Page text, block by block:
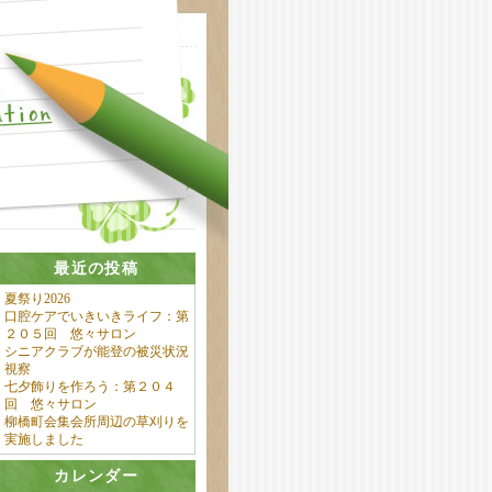
最近の投稿
夏祭り2026
口腔ケアでいきいきライフ：第
２０５回 悠々サロン
シニアクラブが能登の被災状況
視察
七夕飾りを作ろう：第２０４
回 悠々サロン
柳橋町会集会所周辺の草刈りを
実施しました
カレンダー